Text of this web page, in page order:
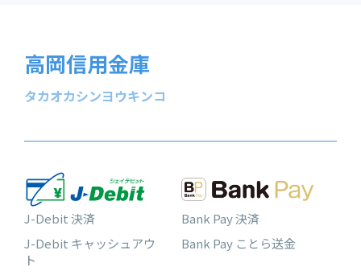
高岡信用金庫
タカオカシンヨウキンコ
J-Debit 決済
J-Debit キャッシュアウ
ト
Bank Pay 決済
Bank Pay ことら送金